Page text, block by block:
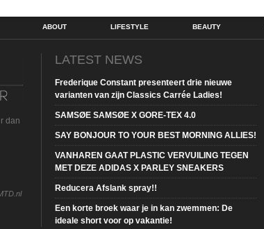
ABOUT LIFESTYLE BEAUTY
dan
LATEST NEWS
Frederique Constant presenteert drie nieuwe
varianten van zijn Classics Carrée Ladies!
SAMSØE SAMSØE X GORE-TEX 4.0
SAY BONJOUR TO YOUR BEST MORNING ALLIES!
VANHAREN GAAT PLASTIC VERVUILING TEGEN
MET DEZE ADIDAS X PARLEY SNEAKERS
Reducera Afslank spray!!
Een korte broek waar je in kan zwemmen: De
ideale short voor op vakantie!